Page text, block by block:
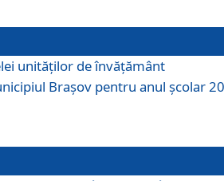
unităţilor de învăţământ
Braşov pentru anul şcolar